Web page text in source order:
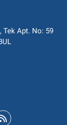
Tek Apt. No: 59